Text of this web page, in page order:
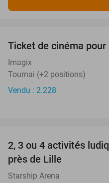
Ticket de cinéma pour
Imagix
Tournai (+2 positions)
Vendu : 2.228
2, 3 ou 4 activités
près de Lille
Starship Arena